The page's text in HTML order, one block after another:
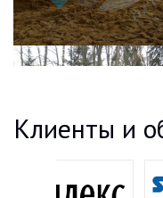
Клиенты и